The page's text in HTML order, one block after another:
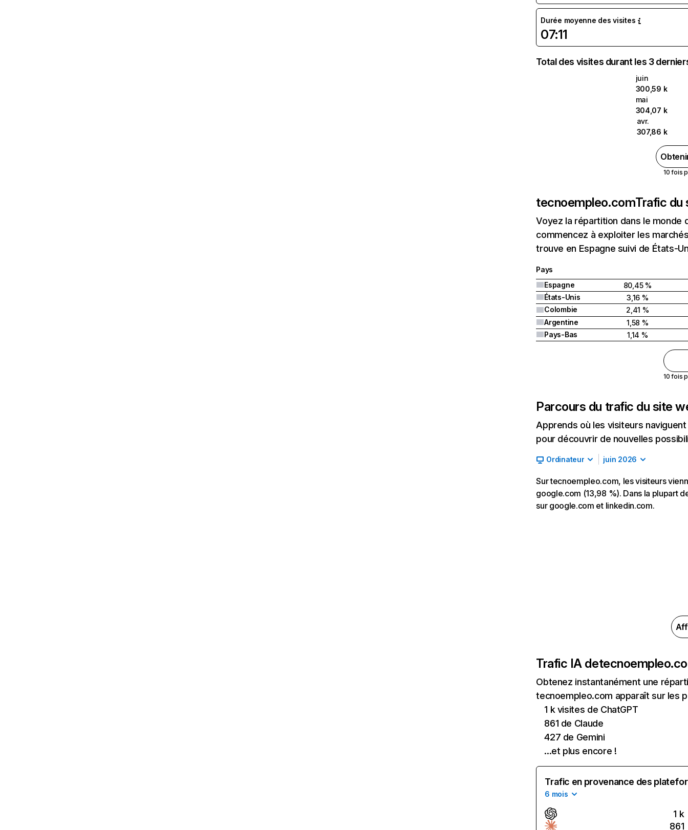
Durée moyenne des visites
07:11
Total des visites durant les 3
juin
300,59 k
mai
304,07 k
avr.
307,86 k
10 fois
tecnoempleo.comTrafic du
Voyez la répartition dans le
commencez à exploiter les
trouve en Espagne suivi de États-
Pays
Espagne
80,45 %
États-Unis
3,16 %
Colombie
2,41 %
Argentine
1,58 %
Pays-Bas
1,14 %
10 fois
Parcours du trafic du site
Apprends où les visiteurs
pour découvrir de nouvelles
Ordinateur juin 2026
Sur tecnoempleo.com, les visiteurs
google.com (13,98 %). Dans la plupart
sur google.com et linkedin.com.
Trafic IA de
Obtenez instantanément une
tecnoempleo.com apparaît sur les
1 k visites de ChatGPT
861 de Claude
427 de Gemini
...et plus encore !
Trafic en provenance des
6 mois
1 k
861